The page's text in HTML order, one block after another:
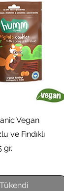
Bakış
Vegan
ve Fındıklı
gr.
Tükendi